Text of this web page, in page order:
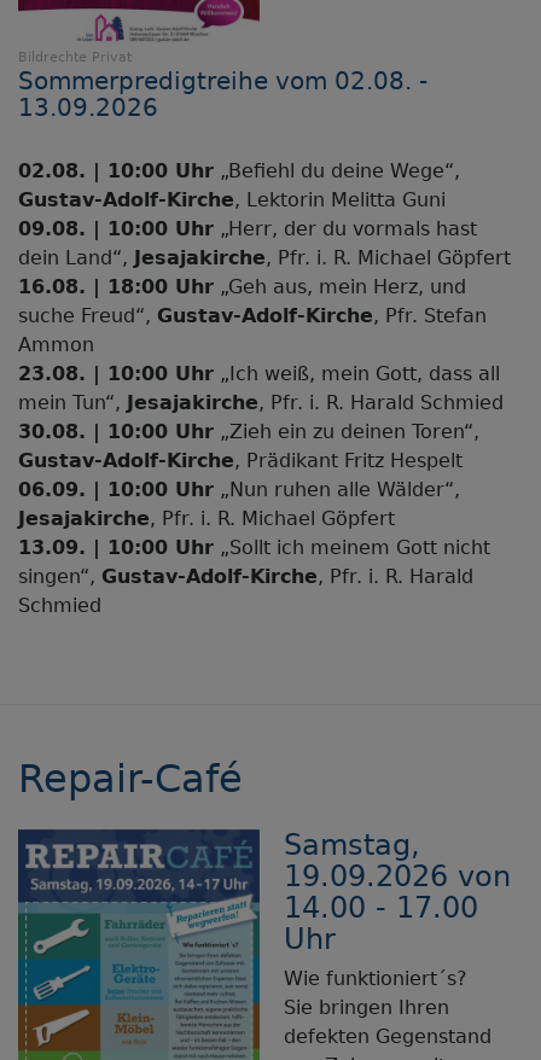
Bildrechte Privat
Sommerpredigtreihe vom 02.08. -
13.09.2026
02.08. | 10:00 Uhr „Befiehl du deine Wege“,
Gustav-Adolf-Kirche, Lektorin Melitta Guni
09.08. | 10:00 Uhr „Herr, der du vormals hast
dein Land“,
Jesajakirche, Pfr. i. R. Michael Göpfert
16.08. | 18:00 Uhr „Geh aus, mein Herz, und
suche Freud“, Gustav-Adolf-Kirche, Pfr. Stefan
Ammon
23.08. | 10:00 Uhr „Ich weiß, mein Gott, dass all
mein Tun“,
Jesajakirche, Pfr. i. R. Harald Schmied
30.08. | 10:00 Uhr „Zieh ein zu deinen Toren“,
Gustav-Adolf-Kirche, Prädikant Fritz Hespelt
06.09. | 10:00 Uhr „Nun ruhen alle Wälder“,
Jesajakirche, Pfr. i. R. Michael Göpfert
13.09. | 10:00 Uhr „Sollt ich meinem Gott nicht
singen“, Gustav-Adolf-Kirche, Pfr. i. R. Harald
Schmied
Repair-Café
Samstag,
19.09.2026 von
14.00 - 17.00
Uhr
Wie funktioniert´s?
Sie bringen Ihren
defekten Gegenstand